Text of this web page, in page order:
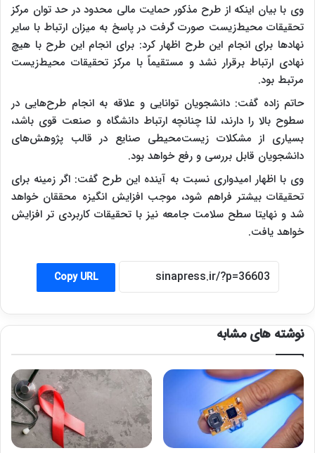
وی با بیان اینکه از طرح مذکور حمایت مالی محدود در حد توان مرکز
تحقیقات محیط‌زیست صورت گرفت در پاسخ به میزان ارتباط با سایر
نهادها برای انجام این طرح اظهار کرد: برای انجام این طرح با هیچ
نهادی ارتباط برقرار نشد و مستقیماً با مرکز تحقیقات محیط‌زیست
مرتبط بود.
حاتم زاده گفت: دانشجویان توانایی و علاقه به انجام طرح‌هایی در
سطوح بالا را دارند، لذا چنانچه ارتباط دانشگاه و صنعت قوی باشد،
بسیاری از مشکلات زیست‌محیطی صنایع در قالب پژوهش‌های
دانشجویان قابل بررسی و رفع خواهد بود.
وی با اظهار امیدواری نسبت به آینده این طرح گفت: اگر زمینه برای
تحقیقات بیشتر فراهم شود، موجب افزایش انگیزه محققان خواهد
شد و نهایتا سطح سلامت جامعه نیز با تحقیقات کاربردی تر افزایش
خواهد یافت.
Copy URL
نوشته های مشابه